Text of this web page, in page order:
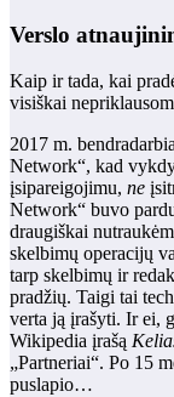
Verslo
Kaip ir tada, kai
visiškai
2017 m.
Network“, kad
įsipareigojimu, ne
Network“ buvo
draugiškai
skelbimų operacijų
tarp skelbimų ir
pradžių. Taigi tai
verta ją įrašyti. Ir ei,
Wikipedia įrašą
„Partneriai“. Po 15
puslapio…